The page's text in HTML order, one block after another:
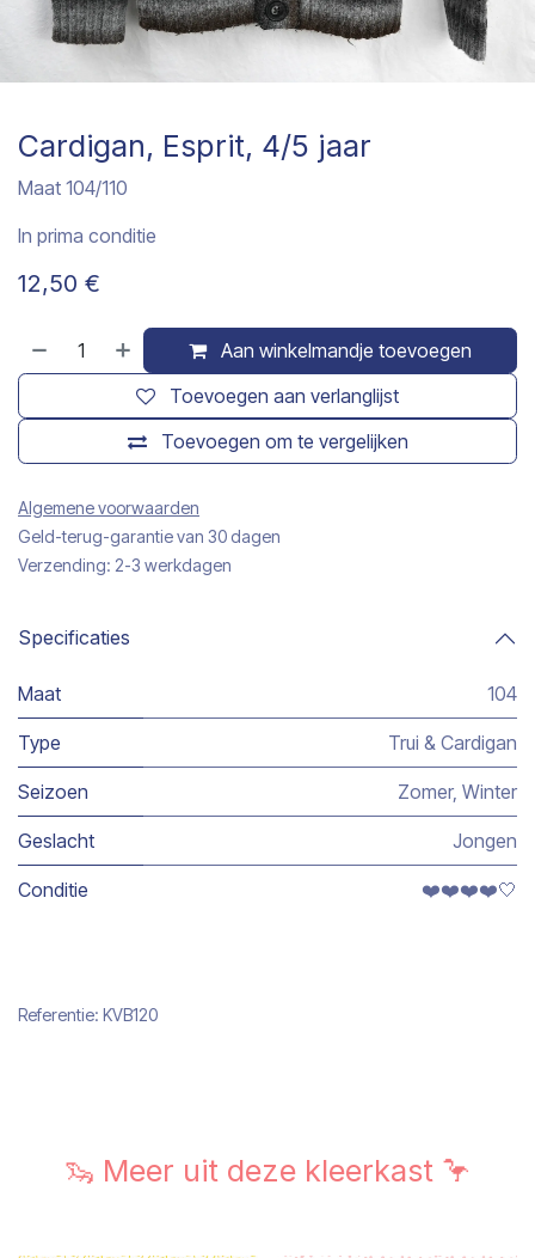
Cardigan, Esprit, 4/5 jaar
Maat 104/110
In prima conditie
12,50 €
Aan winkelmandje toevoegen
Toevoegen om te vergelijken
Toevoegen aan verlanglijst
Algemene voorwaarden
Geld-terug-garantie van 30 dagen
Verzending: 2-3 werkdagen
Specificaties
Maat 104
Type Trui & Cardigan
Seizoen Zomer, Winter
Geslacht Jongen
Conditie ❤️❤️❤️❤️🤍
Referentie: KVB120
🦦 Meer uit deze kleerkast 🦩